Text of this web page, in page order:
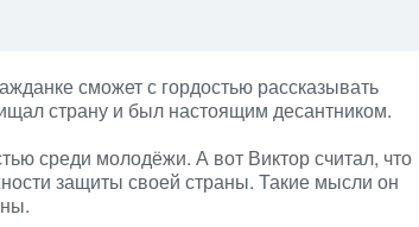
сможет с гордостью рассказывать
страну и был настоящим десантником.
среди молодёжи. А вот Виктор считал, что
защиты своей страны. Такие мысли он